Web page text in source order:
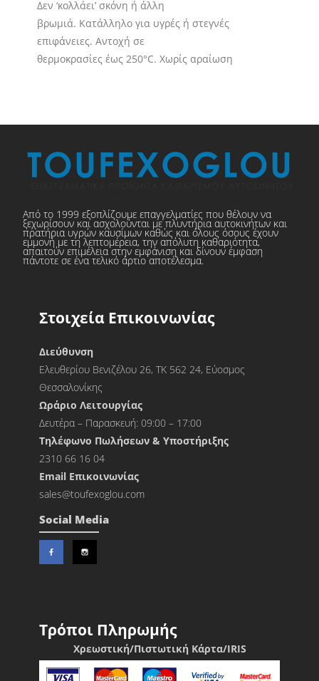
Δεν ‘κολλάει’ σκόνη ή άλλη
βρωμιά. Κατάλληλο για υγρές ή στεγνές
επιφάνειες. Αντοχή σε
θερμοκρασίες έως 250°C. Χωρίς αραίωση
Από το 1999 εξοπλίζουμε επαγγελματίες που θέλουν να
ξεχωρίσουν και ασχολούνται με πλυντήρια αυτοκινήτων και
πρατήρια υγρών καυσίμων καθώς και όλους όσους έχουν
εμμονή με τη λεπτομέρεια, την απόλυτη καθαριότητα,
απαιτούν επιμέλεια στην εμφάνιση και δίνουν έμφαση
πάντοτε σε ένα τελικό άρτιο αποτέλεσμα.
Στοιχεία Επικοινωνίας
Διεύθυνση
Ελευθερίου Βενιζέλου 26, ΤΚ 562 24, Εύοσμος
Θεσσαλονίκης
Ωράριο Λειτουργίας
Δευτέρα – Παρασκευή: 09:00 – 17:00
Τηλέφωνο Πωλήσεων & Υποστήριξης
2310 66 16 04
Εmail Επικοινωνίας
sales@toufexoglou.com
Social Media
Τρόποι Πληρωμής
Χρεωστική/Πιστωτική Κάρτα/IRIS